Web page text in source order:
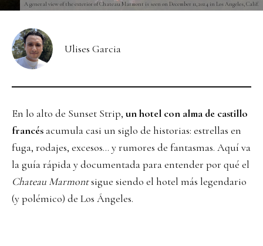
A general view of the exterior of Chateau Marmont is seen on December 11, 2024 in Los Angeles, Calif.
Ulises Garcia
En lo alto de Sunset Strip, un hotel con alma de castillo
francés acumula casi un siglo de historias: estrellas en
fuga, rodajes, excesos… y rumores de fantasmas. Aquí va
la guía rápida y documentada para entender por qué el
Chateau Marmontsigue siendo el hotel más legendario
(y polémico) de Los Ángeles.